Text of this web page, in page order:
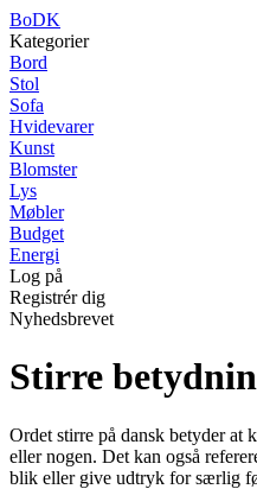
BoDK
Kategorier
Bord
Stol
Sofa
Hvidevarer
Kunst
Blomster
Lys
Møbler
Budget
Energi
Log på
Registrér dig
Nyhedsbrevet
Stirre
Ordet stirre på dansk betyder at
eller nogen. Det kan også
blik eller give udtryk for særlig